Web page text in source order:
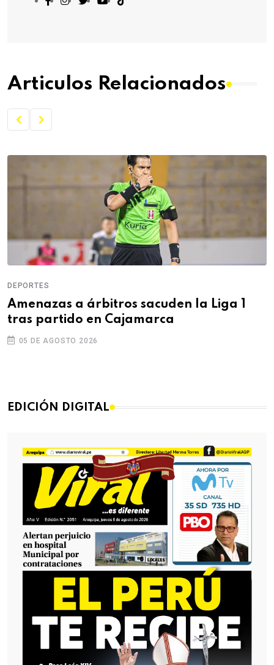
Articulos Relacionados
DEPORTES
Amenazas a árbitros sacuden la Liga 1
tras partido en Cajamarca
05 DE AGOSTO 2026
EDICIÓN DIGITAL